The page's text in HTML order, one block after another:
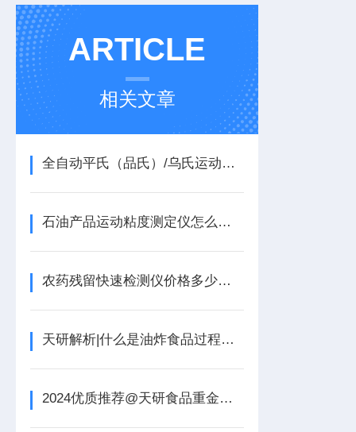
ARTICLE
相关文章
全自动平氏（品氏）/乌氏运动粘度与自动密度三合一综合测定仪
石油产品运动粘度测定仪怎么使用/使用方法
农药残留快速检测仪价格多少钱一台【可现场检测】农药残留快速检测仪
天研解析|什么是油炸食品过程的极性组分检测仪
2024优质推荐@天研食品重金属快速检测仪操作流程